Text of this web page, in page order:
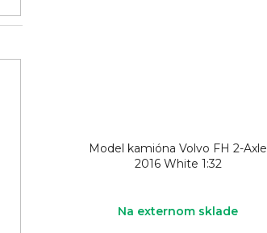
Model kamióna Volvo FH 2-Axle
2016 White 1:32
Na externom sklade